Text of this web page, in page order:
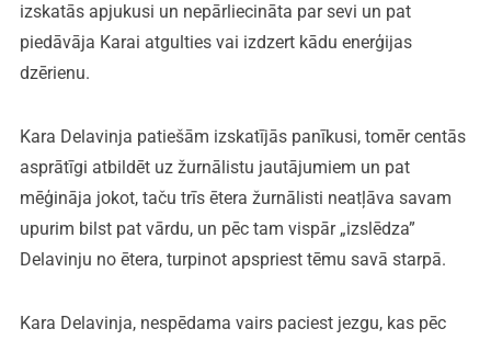
izskatās apjukusi un nepārliecināta par sevi un pat
piedāvāja Karai atgulties vai izdzert kādu enerģijas
dzērienu.
Kara Delavinja patiešām izskatījās panīkusi, tomēr centās
asprātīgi atbildēt uz žurnālistu jautājumiem un pat
mēģināja jokot, taču trīs ētera žurnālisti neatļāva savam
upurim bilst pat vārdu, un pēc tam vispār „izslēdza”
Delavinju no ētera, turpinot apspriest tēmu savā starpā.
Kara Delavinja, nespēdama vairs paciest jezgu, kas pēc